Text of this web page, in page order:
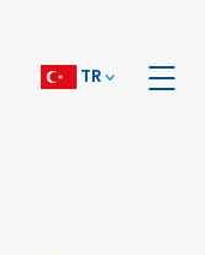
TR